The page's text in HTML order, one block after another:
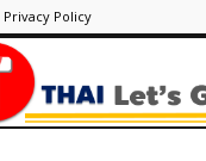
Privacy Policy